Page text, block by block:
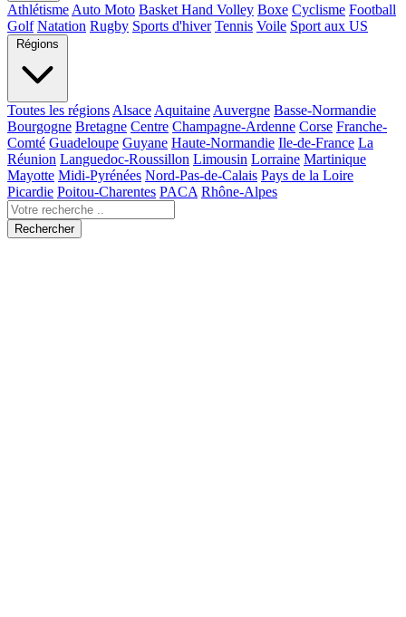
Athlétisme Auto Moto Basket Hand Volley Boxe Cyclisme Football
Golf Natation Rugby Sports d'hiver Tennis Voile Sport aux US
Régions
Toutes les régions Alsace Aquitaine Auvergne Basse-Normandie
Bourgogne Bretagne Centre Champagne-Ardenne Corse Franche-
Comté Guadeloupe Guyane Haute-Normandie Ile-de-France La
Réunion Languedoc-Roussillon Limousin Lorraine Martinique
Mayotte Midi-Pyrénées Nord-Pas-de-Calais Pays de la Loire
Picardie Poitou-Charentes PACA Rhône-Alpes
Rechercher